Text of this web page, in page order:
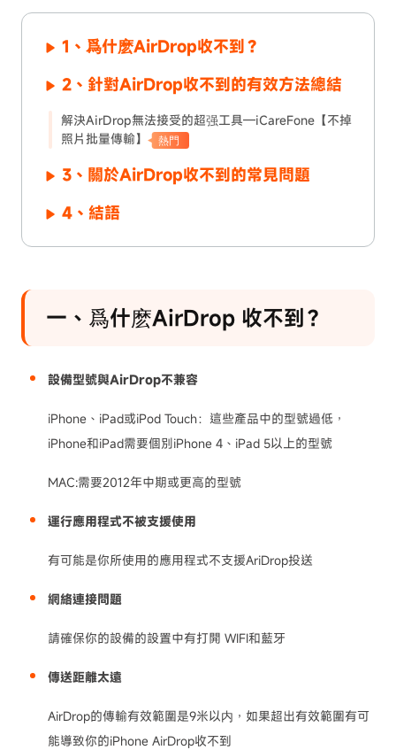
1、爲什麽AirDrop收不到？
2、針對AirDrop收不到的有效方法總結
解決AirDrop無法接受的超强工具—iCareFone【不掉
照片批量傳輸】
熱門
3、關於AirDrop收不到的常見問題
4、結語
一、爲什麽AirDrop 收不到？
設備型號與AirDrop不兼容
iPhone、iPad或iPod Touch：這些產品中的型號過低，
iPhone和iPad需要個別iPhone 4、iPad 5以上的型號
MAC:需要2012年中期或更高的型號
運行應用程式不被支援使用
有可能是你所使用的應用程式不支援AriDrop投送
網絡連接問題
請確保你的設備的設置中有打開 WIFI和藍牙
傳送距離太遠
AirDrop的傳輸有效範圍是9米以内，如果超出有效範圍有可
能導致你的iPhone AirDrop收不到